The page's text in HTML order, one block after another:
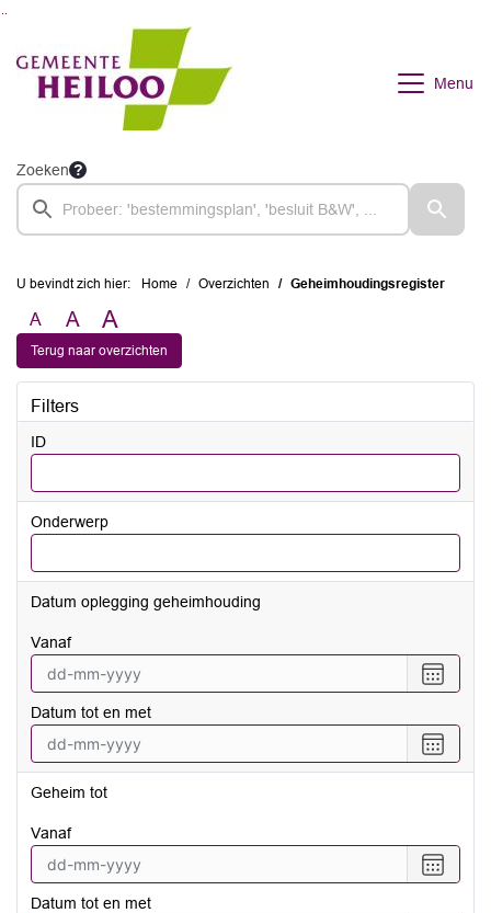
Ga naar de inhoud van deze pagina
Menu
Zoeken
U bevindt zich hier: Home Overzichten Geheimhoudingsregister
A A A
Terug naar overzichten
Filters
ID
Onderwerp
Datum oplegging geheimhouding
vanaf
een
vanaf
Datum tot en met
een
met
Geheim tot
vanaf
een
Datum tot en met